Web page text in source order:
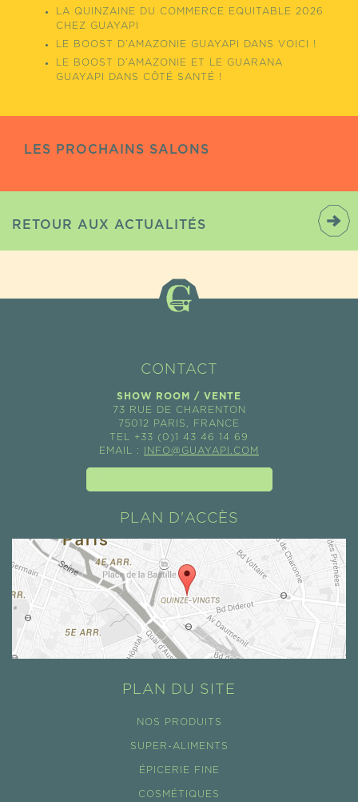
LA QUINZAINE DU COMMERCE EQUITABLE 2026
CHEZ GUAYAPI
LE BOOST D’AMAZONIE GUAYAPI DANS VOICI !
LE BOOST D’AMAZONIE ET LE GUARANA
GUAYAPI DANS CÔTÉ SANTÉ !
LES PROCHAINS SALONS
RETOUR AUX ACTUALITÉS
CONTACT
SHOW ROOM / VENTE
73 RUE DE CHARENTON
75012 PARIS, FRANCE
TEL +33 (0)1 43 46 14 69
EMAIL :
INFO@GUAYAPI.COM
PLAN D'ACCÈS
PLAN DU SITE
NOS PRODUITS
SUPER-ALIMENTS
ÉPICERIE FINE
COSMÉTIQUES